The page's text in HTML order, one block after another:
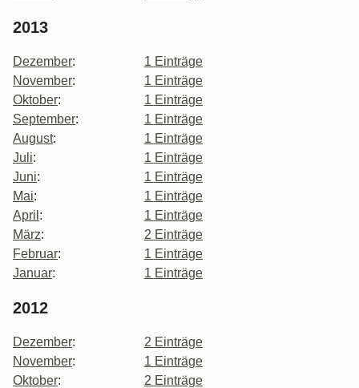
2013
Dezember:
1 Einträge
November:
1 Einträge
Oktober:
1 Einträge
September:
1 Einträge
August:
1 Einträge
Juli:
1 Einträge
Juni:
1 Einträge
Mai:
1 Einträge
April :
1 Einträge
März:
2 Einträge
Februar:
1 Einträge
Januar: 1 Einträge
2012
Dezember:
2 Einträge
November:
1 Einträge
Oktober:
2 Einträge